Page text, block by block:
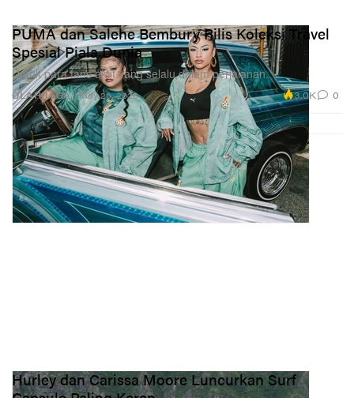
OLAHRAGA
PUMA dan Salehe Bembury Rilis Koleksi Travel
Spesial Piala Dunia
Untuk para fans aktif yang selalu dalam perjalanan.
May 20, 2026 3.0K 0
Hurley dan Carissa Moore Luncurkan Surf